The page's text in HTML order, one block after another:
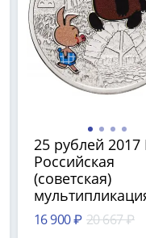
25 рублей
Российская
(советская)
мультфильм
Пух", цветные
16 900 ₽ 20 667 ₽